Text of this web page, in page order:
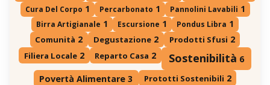
Cura Del Corpo 1 Percarbonato 1 Pannolini Lavabili 1
Birra Artigianale 1 Escursione 1 Pondus Libra 1
Comunità 2 Degustazione 2 Prodotti Sfusi 2
Filiera Locale 2 Reparto Casa 2 Sostenibilità 6
Povertà Alimentare 3 Prototti Sostenibili 2